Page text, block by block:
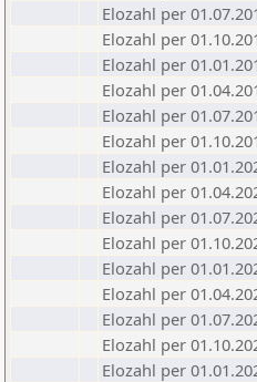
Elozahl per
Elozahl per
Elozahl per
Elozahl per
Elozahl per
Elozahl per
Elozahl per
Elozahl per
Elozahl per
Elozahl per
Elozahl per
Elozahl per
Elozahl per
Elozahl per
Elozahl per